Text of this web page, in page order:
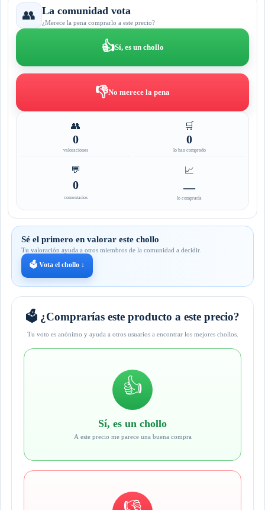
👥 La comunidad vota
¿Merece la pena comprarlo a este precio?
👍Sí, es un chollo
👎No merece la pena
👥
0
valoraciones
🛒
0
lo han comprado
💬
0
comentarios
📈
—
lo compraría
Sé el primero en valorar este chollo
Tu valoración ayuda a otros miembros de la comunidad a decidir.
🗳️ Vota el chollo ↓
🗳️ ¿Comprarías este producto a este precio?
Tu voto es anónimo y ayuda a otros usuarios a encontrar los mejores chollos.
👍
Sí, es un chollo
A este precio me parece una buena compra